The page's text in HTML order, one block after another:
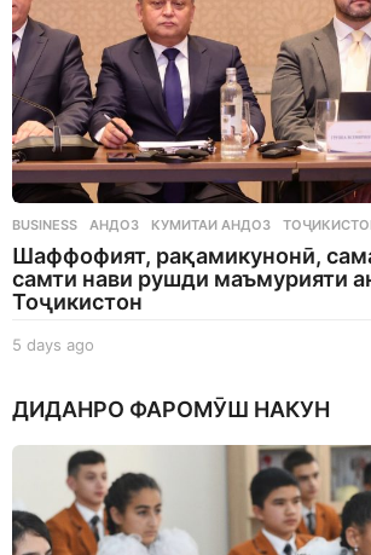
BUSINESS АНДОЗ ,КУМИТАИ АНДОЗ ,
Шаффофият, рақамикунонӣ,
самти нави рушди маъмурияти
Тоҷикистон
5 days ago
y
a
g
o
ДИДАНРО ФАРОМӮШ НАКУН